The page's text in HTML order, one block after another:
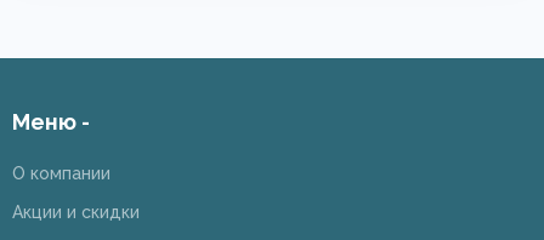
Меню -
О компании
Акции и скидки